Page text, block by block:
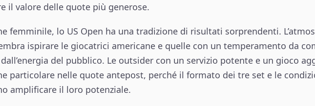
il valore delle quote più generose.
femminile, lo US Open ha una tradizione di risultati sorprendenti.
ispirare le giocatrici americane e quelle con un temperamento da
del pubblico. Le outsider con un servizio potente e un gioco
particolare nelle quote antepost, perché il formato dei tre set e le
amplificare il loro potenziale.